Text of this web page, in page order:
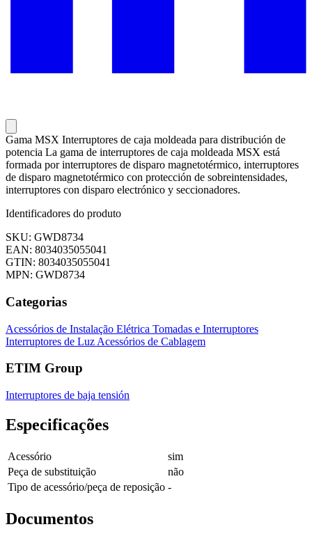
Gama MSX Interruptores de caja moldeada para distribución de
potencia La gama de interruptores de caja moldeada MSX está
formada por interruptores de disparo magnetotérmico, interruptores
de disparo magnetotérmico con protección de sobreintensidades,
interruptores con disparo electrónico y seccionadores.
Identificadores do produto
SKU: GWD8734
EAN: 8034035055041
GTIN: 8034035055041
MPN: GWD8734
Categorias
Acessórios de Instalação Elétrica Tomadas e Interruptores
Interruptores de Luz Acessórios de Cablagem
ETIM Group
Interruptores de baja tensión
Especificações
Acessório
sim
Peça de substituição
não
Tipo de acessório/peça de reposição -
Documentos